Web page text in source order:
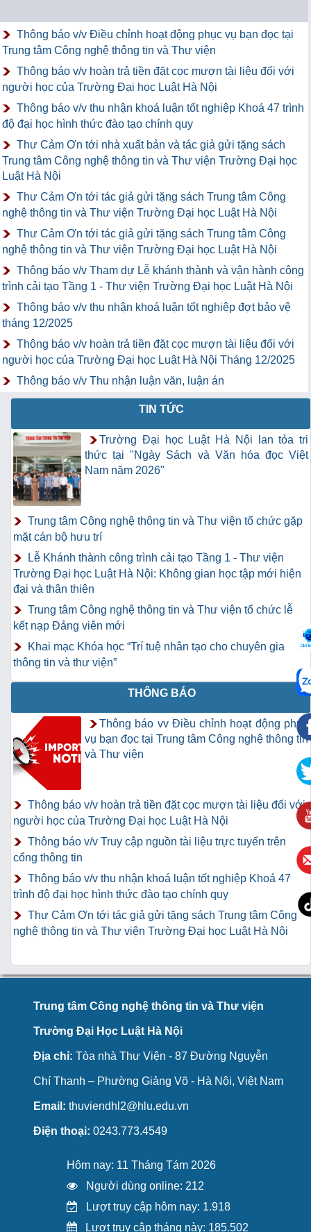
Thông báo v/v Điều chỉnh hoạt động phục vụ bạn đọc tại
Trung tâm Công nghệ thông tin và Thư viện
Thông báo v/v hoàn trả tiền đặt cọc mượn tài liệu đối với
người học của Trường Đại học Luật Hà Nội
Thông báo v/v thu nhận khoá luận tốt nghiệp Khoá 47 trình
độ đại học hình thức đào tạo chính quy
Thư Cảm Ơn tới nhà xuất bản và tác giả gửi tặng sách
Trung tâm Công nghệ thông tin và Thư viện Trường Đại học
Luật Hà Nội
Thư Cảm Ơn tới tác giả gửi tặng sách Trung tâm Công
nghệ thông tin và Thư viện Trường Đại học Luật Hà Nội
Thư Cảm Ơn tới tác giả gửi tặng sách Trung tâm Công
nghệ thông tin và Thư viện Trường Đại học Luật Hà Nội
Thông báo v/v Tham dự Lễ khánh thành và vận hành công
trình cải tạo Tầng 1 - Thư viện Trường Đại học Luật Hà Nội
Thông báo v/v thu nhận khoá luận tốt nghiệp đợt bảo vệ
tháng 12/2025
Thông báo v/v hoàn trả tiền đặt cọc mượn tài liệu đối với
người học của Trường Đại học Luật Hà Nội Tháng 12/2025
Thông báo v/v Thu nhận luận văn, luận án
TIN TỨC
Trường Đại học Luật Hà Nội lan tỏa tri
thức tại "Ngày Sách và Văn hóa đọc Việt
Nam năm 2026"
Trung tâm Công nghệ thông tin và Thư viện tổ chức gặp
mặt cán bộ hưu trí
Lễ Khánh thành công trình cải tạo Tầng 1 - Thư viện
Trường Đại học Luật Hà Nội: Không gian học tập mới hiện
đại và thân thiện
Trung tâm Công nghệ thông tin và Thư viện tổ chức lễ
kết nạp Đảng viên mới
Khai mạc Khóa học “Trí tuệ nhân tạo cho chuyên gia
thông tin và thư viện”
THÔNG BÁO
Thông báo vv Điều chỉnh hoạt động phục
vụ bạn đọc tại Trung tâm Công nghệ thông tin
và Thư viện
Thông báo v/v hoàn trả tiền đặt cọc mượn tài liệu đối với
người học của Trường Đại học Luật Hà Nội
Thông báo v/v Truy cập nguồn tài liệu trực tuyến trên
cổng thông tin
Thông báo v/v thu nhận khoá luận tốt nghiệp Khoá 47
trình độ đại học hình thức đào tạo chính quy
Thư Cảm Ơn tới tác giả gửi tặng sách Trung tâm Công
nghệ thông tin và Thư viện Trường Đại học Luật Hà Nội
Trung tâm Công nghệ thông tin và Thư viện
Trường Đại Học Luật Hà Nội
Địa chỉ: Tòa nhà Thư Viện - 87 Đường Nguyễn
Chí Thanh – Phường Giảng Võ - Hà Nội, Việt Nam
Email: thuviendhl2@hlu.edu.vn
Điện thoại: 0243.773.4549
Hôm nay: 11 Tháng Tám 2026
Người dùng online: 212
Lượt truy cập hôm nay: 1.918
Lượt truy cập tháng này: 185.502